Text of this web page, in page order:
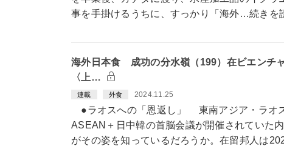
事を手掛けるうちに、すっかり「海外…続きを
海外日本食 成功の分水嶺（199）在ビエンチ
〈上…
連載 外食 2024.11.25
●ラオスへの「恩返し」 東南アジア・ラオ
ASEAN＋日中韓の首脳会議が開催されていた
がその姿を知っているだろうか。在留邦人は